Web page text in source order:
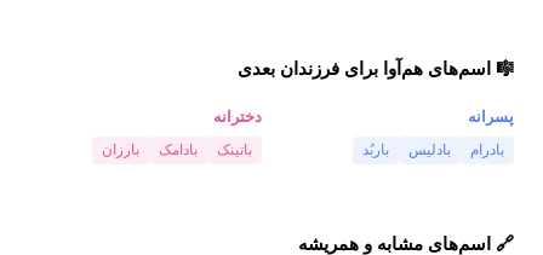
🎼 اسم‌های هم‌آوا برای فرزندان بعدی
پسرانه
بادرام بادلیس باربُد
دخترانه
باتینک بادامک بارزان
🔗 اسم‌های مشابه و همریشه